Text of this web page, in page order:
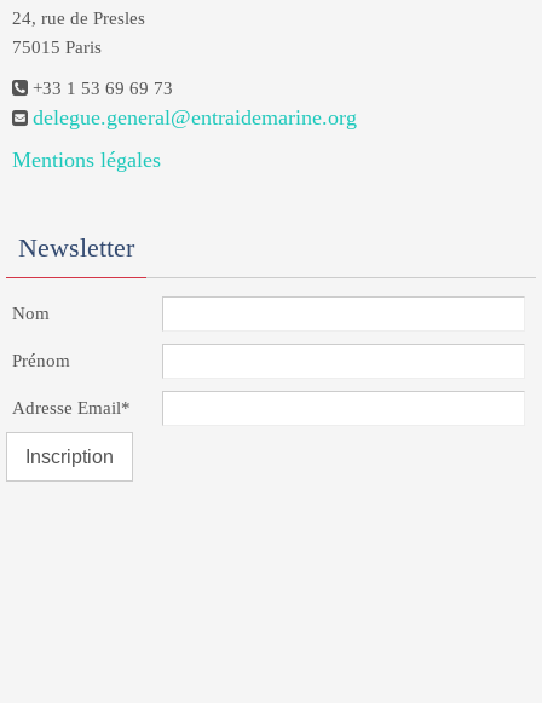
24, rue de Presles
75015 Paris
+33 1 53 69 69 73
delegue.general@entraidemarine.org
Mentions légales
Newsletter
Nom
Prénom
Adresse Email*